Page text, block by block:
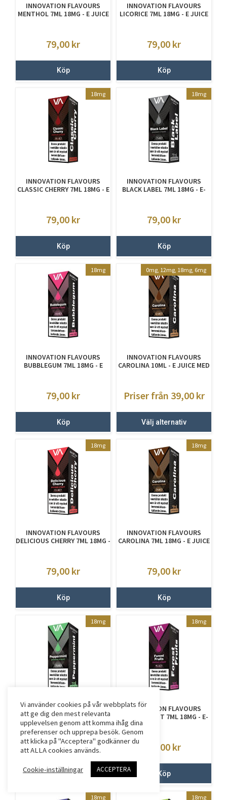
INNOVATION FLAVOURS
MENTHOL 7ML 18MG - E JUICE
79,00 kr
Köp
INNOVATION FLAVOURS
LICORICE 7ML 18MG - E JUICE
79,00 kr
Köp
18mg
INNOVATION FLAVOURS
CLASSIC CHERRY 7ML 18MG - E
79,00 kr
Köp
18mg
INNOVATION FLAVOURS
BLACK LABEL 7ML 18MG - E-
79,00 kr
Köp
18mg
INNOVATION FLAVOURS
BUBBLEGUM 7ML 18MG - E
79,00 kr
Köp
0mg, 12mg, 18mg, 6mg
INNOVATION FLAVOURS
CAROLINA 10ML - E JUICE MED
Priser från 39,00 kr
Välj alternativ
18mg
INNOVATION FLAVOURS
DELICIOUS CHERRY 7ML 18MG -
79,00 kr
Köp
18mg
INNOVATION FLAVOURS
CAROLINA 7ML 18MG - E JUICE
79,00 kr
Köp
18mg
INNOVATION FLAVOURS
PEPPERMINT 7ML 18MG - E-
JUICE MED NIKOTIN
79,00kr
Köp
18mg
INNOVATION FLAVOURS
FOREST FRUIT 7ML 18MG - E-
JUICE MED NIKOTIN
79,00 kr
Köp
18mg 18mg
Vi använder cookies på vår webbplats för
att ge dig den mest relevanta
upplevelsen genom att komma ihåg dina
preferenser och upprepa besök. Genom
att klicka på "Acceptera" godkänner du
att ALLA cookies används.
Cookie-inställningar ACCEPTERA